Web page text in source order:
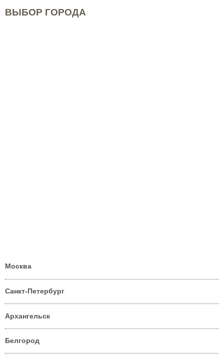
ВЫБОР ГОРОДА
Москва
Санкт-Петербург
Архангельск
Белгород